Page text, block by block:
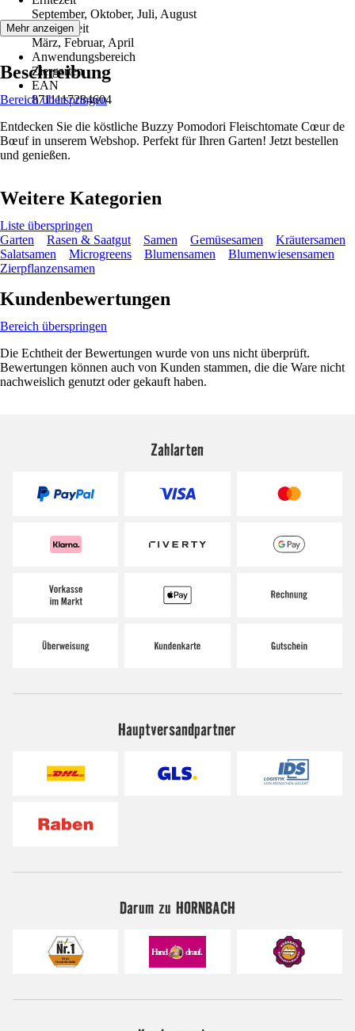
September, Oktober, Juli, August
Aussaatzeit
März, Februar, April
Anwendungsbereich
Ziergarten
EAN
8711117284604
Mehr anzeigen
Beschreibung
Bereich überspringen
Entdecken Sie die köstliche Buzzy Pomodori Fleischtomate Cœur de
Bœuf in unserem Webshop. Perfekt für Ihren Garten! Jetzt bestellen
und genießen.
Weitere Kategorien
Liste überspringen
Garten
Rasen & Saatgut Samen Gemüsesamen
Kräutersamen
Salatsamen
Microgreens Blumensamen
Blumenwiesensamen
Zierpflanzensamen
Kundenbewertungen
Bereich überspringen
Die Echtheit der Bewertungen wurde von uns nicht überprüft.
Bewertungen können auch von Kunden stammen, die die Ware nicht
nachweislich genutzt oder gekauft haben.
Zahlarten
Hauptversandpartner
Darum zu HORNBACH